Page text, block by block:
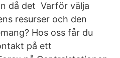
då det Varför välja
resurser och den
Hos oss får du
på ett